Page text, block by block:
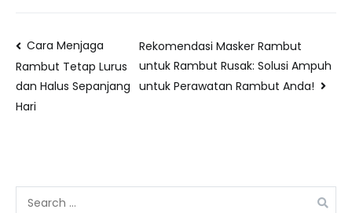
Cara Menjaga
Rambut Tetap Lurus
dan Halus Sepanjang
Hari
Rekomendasi Masker Rambut
untuk Rambut Rusak: Solusi Ampuh
untuk Perawatan Rambut Anda!